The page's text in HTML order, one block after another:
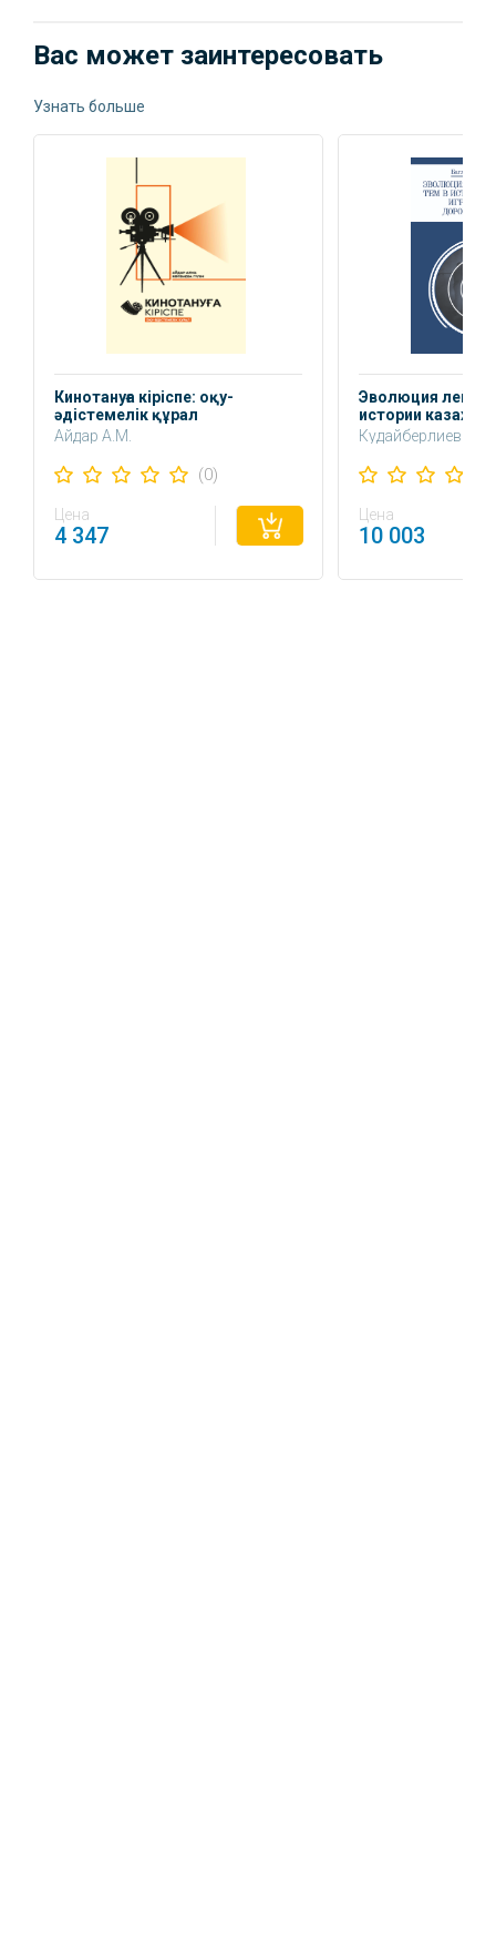
Вас может заинтересовать
Узнать больше
Кинотануға кіріспе: оқу-
әдістемелік құрал
Айдар А.М.
(0)
Цена
4 347
Эволюция
истории
кино: дорога,
Кудайберлиев
Цена
10 003